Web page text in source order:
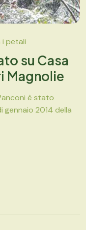
i petali
su Casa
Magnolie
è stato
gennaio 2014 della